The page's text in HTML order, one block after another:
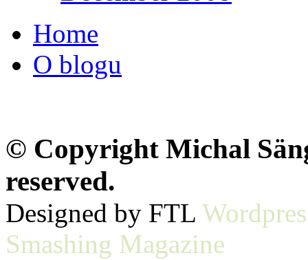
Home
O blogu
© Copyright Michal
reserved.
Designed by FTL
Smashing Magazine